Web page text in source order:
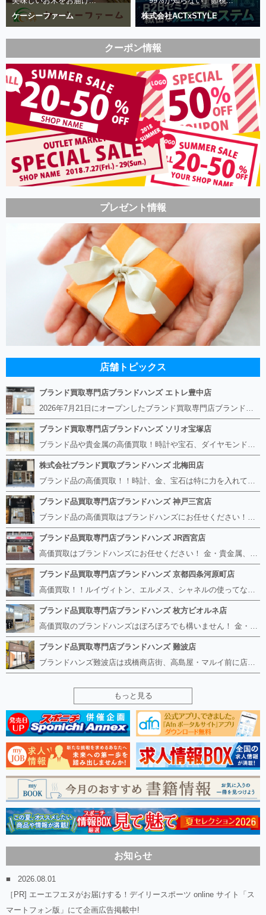
ケーシーファーム
株式会社ACTxSTYLE
クーポン情報
プレゼント情報
店舗トピックス
ブランド買取専門店ブランドハンズ エトレ豊中店
2026年7月21日にオープンしたブランド買取専門店ブランドハンズ エトレ豊中店です。 阪急豊中駅直結のショッピングモール エトレとよなかの１階に店舗がございます。 金・貴金属、ブランド品、時計、宝石などその他ブランド食器や美容機器、ブランド香水や化粧品などの取り扱いもございます。 熟練の鑑定士が親切・丁寧に接客、査定をさせていただきます。 査定だけでもOK。お気軽にご来店下さいませ！
ブランド買取専門店ブランドハンズ ソリオ宝塚店
ブランド品や貴金属の高価買取！時計や宝石、ダイヤモンドなど家に眠っているものがあったら捨てる前にブランドハンズへお越しください。 査定料は無料、お値段が付くものかお調べいたします！ 宅配買取もありますので使っていない古いルイヴィトンのバッグや財布、壊れているオメガの時計、千切れている金のネックレスや指輪、小型家電も取り扱っておりますのでお気軽にご利用下さい☆ その他ブランド食器、銀シルバー製品、美容機器、脱毛器、スマホなど幅広く取り扱っております！
株式会社ブランド買取ブランドハンズ 北梅田店
ブランド品の高価買取！！時計、金、宝石は特に力を入れています！ ルイヴィトン、シャネル、ロレックス、エルメスはもちろん、グッチ、プラダ、セリーヌ、フェンディなどなど、 その他ブランド食器、銀シルバー製品、美容機器、脱毛器、スマホなど幅広く取り扱っているので まずは無料査定にお越しください！ 手数料は全て無料！全国対応の宅配買取も行っておりますのでお気軽にご連絡下さい！
ブランド品買取専門店ブランドハンズ 神戸三宮店
ブランド品の高価買取はブランドハンズにお任せください！！ 高騰し続けている金・貴金属はもちろん、ルイヴィトン、エルメス、シャネル、ロレックスは特に力を入れております。 その他ブランド食器、銀シルバー製品、美容機器、脱毛器、スマホなど幅広く取り扱っております！ 鑑定士は経験豊富で親切丁寧な対応を心がけております。 鑑定書がないものでもしっかり見させて頂きます。
ブランド品買取専門店ブランドハンズ JR西宮店
高価買取はブランドハンズにお任せください！ 金・貴金属、ルイヴィトン、エルメス、シャネル、ロレックスは特に力を入れておりますが、 他店で断られたボロボロになったバッグや財布、壊れたブランド品、時計、千切れた貴金属もお買取り可能です。 経験豊富な鑑定士が宝石やダイヤモンドの鑑定書がないものでもしっかり見させて頂きます。 その他ブランド食器、銀シルバー製品、美容機器、脱毛器、スマホなど幅広く取り扱っております！ 是非お気軽にお越しください。
ブランド品買取専門店ブランドハンズ 京都四条河原町店
高価買取！！ルイヴィトン、エルメス、シャネルの使ってないものなど ブランドハンズならボロボロでも構いません。 他店に断られたものも当店ならお買取り可能です！ ロレックスやフェンディ、グッチも大歓迎です！ ブランド品や貴金属、時計、宝石、ダイヤモンドは特に高価買取ですのでお査定だけでもお待ちしております。
ブランド品買取専門店ブランドハンズ 枚方ビオルネ店
高価買取のブランドハンズはぼろぼろでも構いません！ 金・貴金属、ルイヴィトンやエルメス、シャネルの使ってないものはございませんか？ 他店に断られたものも当店ならお買取り可能です！ ロレックスやフェンディ、グッチも大歓迎！ ブランド品や貴金属、時計、宝石、ダイヤモンドは特に高価買取ですがブランド食器、スマホ、美容機器、銀製品など幅広く取り扱っております。
ブランド品買取専門店ブランドハンズ 難波店
ブランドハンズ難波店は戎橋商店街、高島屋・マルイ前に店舗があります！ ボロボロのルイヴィトン、エルメス、シャネルも高価買取！！ ぼろぼろのものでもブランドハンズなら高くお買取り致します！ ブランド香水や化粧品、動かない時計、ロレックスは特に高価買取です。 貴金属や宝石、ダイヤモンドの鑑定書がないものでもしっかり見させて頂きます。 是非お気軽にお越しください。
もっと見る
お知らせ
2026.08.01
［PR] エーエフエヌがお届けする！デイリースポーツ online サイト「ス
マートフォン版」にて企画広告掲載中!